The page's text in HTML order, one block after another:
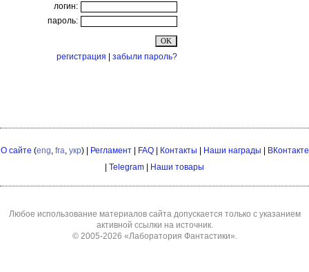
логин:
пароль:
регистрация | забыли пароль?
О сайте (eng, fra, укр) | Регламент| FAQ| Контакты | Наши награды | ВКонтакте
| Telegram | Наши товары
Любое использование материалов сайта допускается только с указанием
активной ссылки на источник.
© 2005-2026 «Лаборатория Фантастики».